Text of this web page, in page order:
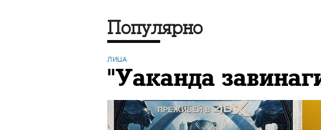
Популярно
ЛИЦА
"Уаканда